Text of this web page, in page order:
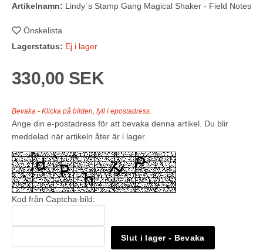
Artikelnamn: Lindy´s Stamp Gang Magical Shaker - Field Notes
Önskelista
Lagerstatus: Ej i lager
330,00 SEK
Bevaka - Klicka på bilden, fyll i epostadress.
Ange din e-postadress för att bevaka denna artikel. Du blir
meddelad när artikeln åter är i lager.
Kod från Captcha-bild:
Slut i lager - Bevaka